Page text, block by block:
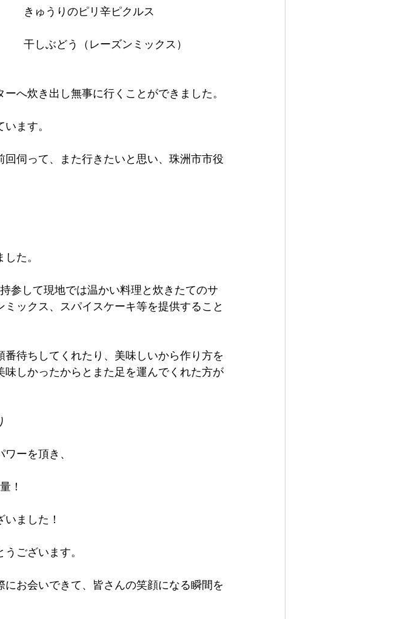
きゅうりのピリ辛ピクルス
干しぶどう（レーズンミックス）
へ炊き出し無事に行くことができました。
ます。
伺って、また行きたいと思い、珠洲市市役
た。
参して現地では温かい料理と炊きたてのサ
ックス、スパイスケーキ等を提供すること
待ちしてくれたり、美味しいから作り方を
しかったからとまた足を運んでくれた方が
ーを頂き、
！
ました！
ございます。
お会いできて、皆さんの笑顔になる瞬間を